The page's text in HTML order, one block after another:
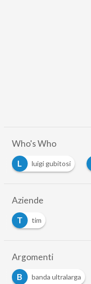
Who's Who
L
luigi gubitosi
Aziende
T
tim
Argomenti
C
Cloud F